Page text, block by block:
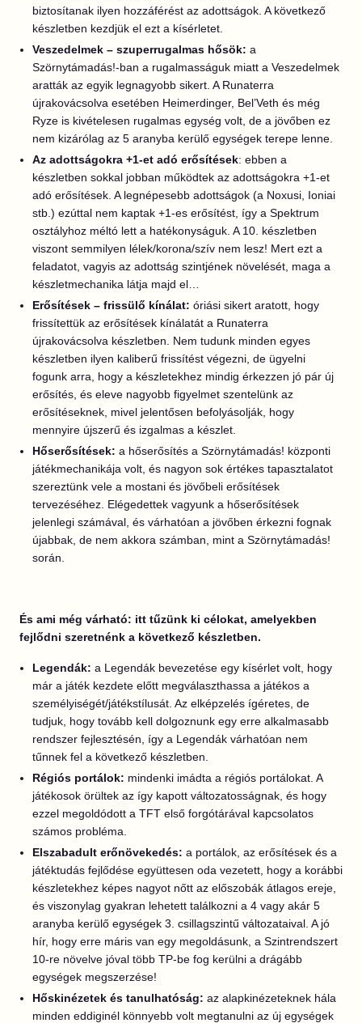
biztosítanak ilyen hozzáférést az adottságok. A következő
készletben kezdjük el ezt a kísérletet.
Veszedelmek – szuperrugalmas hősök: a
Szörnytámadás!-ban a rugalmasságuk miatt a Veszedelmek
aratták az egyik legnagyobb sikert. A Runaterra
újrakovácsolva esetében Heimerdinger, Bel’Veth és még
Ryze is kivételesen rugalmas egység volt, de a jövőben ez
nem kizárólag az 5 aranyba kerülő egységek terepe lenne.
Az adottságokra +1-et adó erősítések: ebben a
készletben sokkal jobban működtek az adottságokra +1-et
adó erősítések. A legnépesebb adottságok (a Noxusi, Ioniai
stb.) ezúttal nem kaptak +1-es erősítést, így a Spektrum
osztályhoz méltó lett a hatékonyságuk. A 10. készletben
viszont semmilyen lélek/korona/szív nem lesz! Mert ezt a
feladatot, vagyis az adottság szintjének növelését, maga a
készletmechanika látja majd el…
Erősítések – frissülő kínálat: óriási sikert aratott, hogy
frissítettük az erősítések kínálatát a Runaterra
újrakovácsolva készletben. Nem tudunk minden egyes
készletben ilyen kaliberű frissítést végezni, de ügyelni
fogunk arra, hogy a készletekhez mindig érkezzen jó pár új
erősítés, és eleve nagyobb figyelmet szentelünk az
erősítéseknek, mivel jelentősen befolyásolják, hogy
mennyire újszerű és izgalmas a készlet.
Hőserősítések: a hőserősítés a Szörnytámadás! központi
játékmechanikája volt, és nagyon sok értékes tapasztalatot
szereztünk vele a mostani és jövőbeli erősítések
tervezéséhez. Elégedettek vagyunk a hőserősítések
jelenlegi számával, és várhatóan a jövőben érkezni fognak
újabbak, de nem akkora számban, mint a Szörnytámadás!
során.
És ami még várható: itt tűzünk ki célokat, amelyekben
fejlődni szeretnénk a következő készletben.
Legendák: a Legendák bevezetése egy kísérlet volt, hogy
már a játék kezdete előtt megválaszthassa a játékos a
személyiségét/játékstílusát. Az elképzelés ígéretes, de
tudjuk, hogy tovább kell dolgoznunk egy erre alkalmasabb
rendszer fejlesztésén, így a Legendák várhatóan nem
tűnnek fel a következő készletben.
Régiós portálok: mindenki imádta a régiós portálokat. A
játékosok örültek az így kapott változatosságnak, és hogy
ezzel megoldódott a TFT első forgótárával kapcsolatos
számos probléma.
Elszabadult erőnövekedés: a portálok, az erősítések és a
játéktudás fejlődése együttesen oda vezetett, hogy a korábbi
készletekhez képes nagyot nőtt az előszobák átlagos ereje,
és viszonylag gyakran lehetett találkozni a 4 vagy akár 5
aranyba kerülő egységek 3. csillagszintű változataival. A jó
hír, hogy erre máris van egy megoldásunk, a Szintrendszert
10-re növelve jóval több TP-be fog kerülni a drágább
egységek megszerzése!
Hőskinézetek és tanulhatóság: az alapkinézeteknek hála
minden eddiginél könnyebb volt megtanulni az új egységek